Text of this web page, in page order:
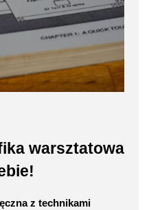
warsztatowa
z technikami